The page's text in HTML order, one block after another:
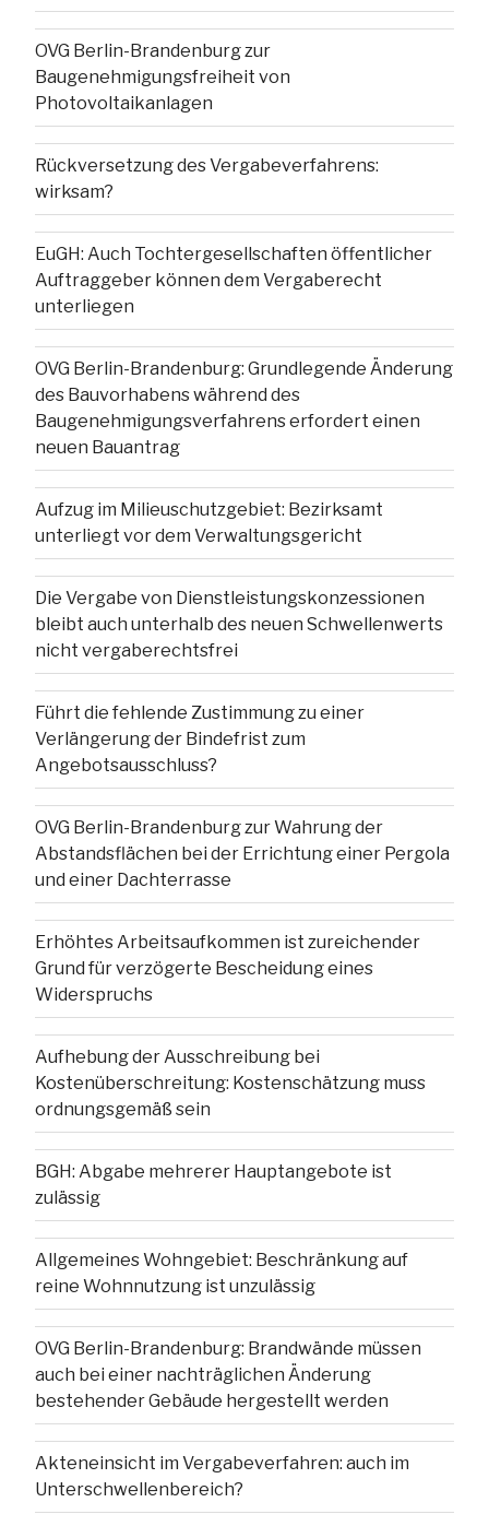
OVG Berlin-Brandenburg zur
Baugenehmigungsfreiheit von
Photovoltaikanlagen
Rückversetzung des Vergabeverfahrens:
wirksam?
EuGH: Auch Tochtergesellschaften öffentlicher
Auftraggeber können dem Vergaberecht
unterliegen
OVG Berlin-Brandenburg: Grundlegende Änderung
des Bauvorhabens während des
Baugenehmigungsverfahrens erfordert einen
neuen Bauantrag
Aufzug im Milieuschutzgebiet: Bezirksamt
unterliegt vor dem Verwaltungsgericht
Die Vergabe von Dienstleistungskonzessionen
bleibt auch unterhalb des neuen Schwellenwerts
nicht vergaberechtsfrei
Führt die fehlende Zustimmung zu einer
Verlängerung der Bindefrist zum
Angebotsausschluss?
OVG Berlin-Brandenburg zur Wahrung der
Abstandsflächen bei der Errichtung einer Pergola
und einer Dachterrasse
Erhöhtes Arbeitsaufkommen ist zureichender
Grund für verzögerte Bescheidung eines
Widerspruchs
Aufhebung der Ausschreibung bei
Kostenüberschreitung: Kostenschätzung muss
ordnungsgemäß sein
BGH: Abgabe mehrerer Hauptangebote ist
zulässig
Allgemeines Wohngebiet: Beschränkung auf
reine Wohnnutzung ist unzulässig
OVG Berlin-Brandenburg: Brandwände müssen
auch bei einer nachträglichen Änderung
bestehender Gebäude hergestellt werden
Akteneinsicht im Vergabeverfahren: auch im
Unterschwellenbereich?